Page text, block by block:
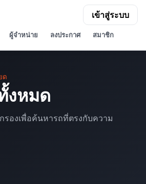
ผู้จำหน่าย ลงประกาศ สมาชิก
เข้าสู่ระบบ
ด
งหมด
รองเพื่อค้นหารถที่ตรงกับความ